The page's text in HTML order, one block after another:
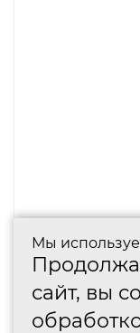
Мы
сайт, вы